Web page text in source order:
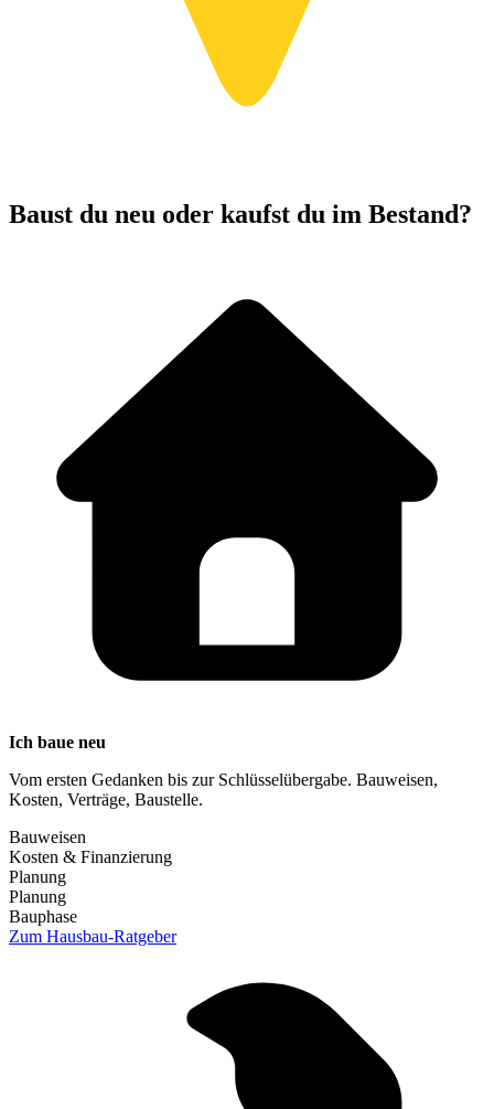
Baust du neu oder kaufst du im Bestand?
Ich baue neu
Vom ersten Gedanken bis zur Schlüsselübergabe. Bauweisen,
Kosten, Verträge, Baustelle.
Bauweisen
Kosten & Finanzierung
Planung
Planung
Bauphase
Zum Hausbau-Ratgeber